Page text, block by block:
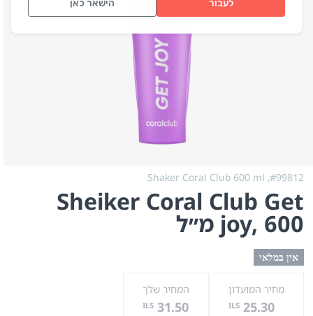
לעבור הישאר כאן
#99812,
Shaker Coral Club 600 ml
Sheiker Coral Club Get
joy, 600 מ״ל
אין במלאי
מחיר המועדון
25.30
ILS
המחיר שלך
31.50
ILS